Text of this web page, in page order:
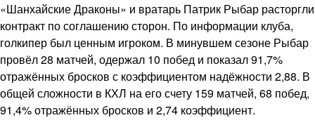
«Шанхайские Драконы» и вратарь Патрик Рыбар расторгли
контракт по соглашению сторон. По информации клуба,
голкипер был ценным игроком. В минувшем сезоне Рыбар
провёл 28 матчей, одержал 10 побед и показал 91,7%
отражённых бросков с коэффициентом надёжности 2,88. В
общей сложности в КХЛ на его счету 159 матчей, 68 побед,
91,4% отражённых бросков и 2,74 коэффициент.